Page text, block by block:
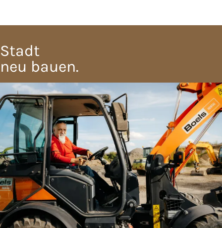
Stadt
neu bauen.